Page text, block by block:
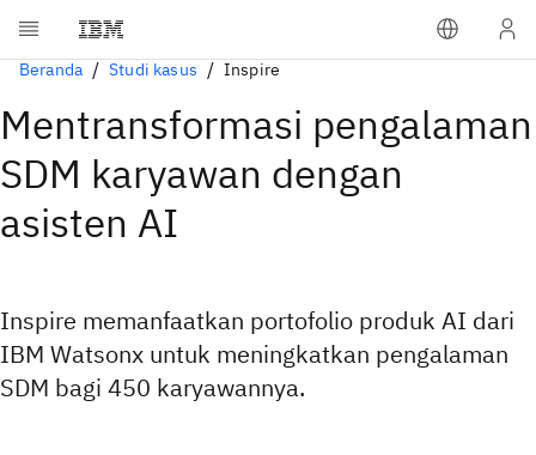
Beranda Studi kasus Inspire
Mentransformasi pengalaman
SDM karyawan dengan
asisten AI
Inspire memanfaatkan portofolio produk AI dari
IBM Watsonx untuk meningkatkan pengalaman
SDM bagi 450 karyawannya.